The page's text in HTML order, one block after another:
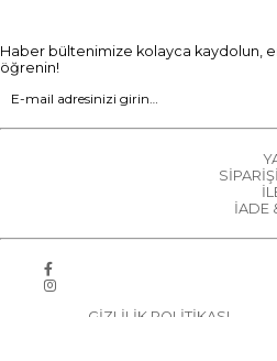
Haber bültenimize kolayca kaydolun,
öğrenin!
İADE
GİZLİLİK POLİTİKASI